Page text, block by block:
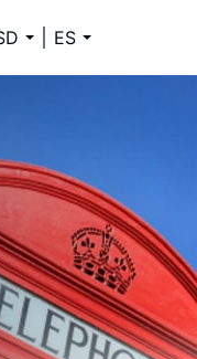
ES